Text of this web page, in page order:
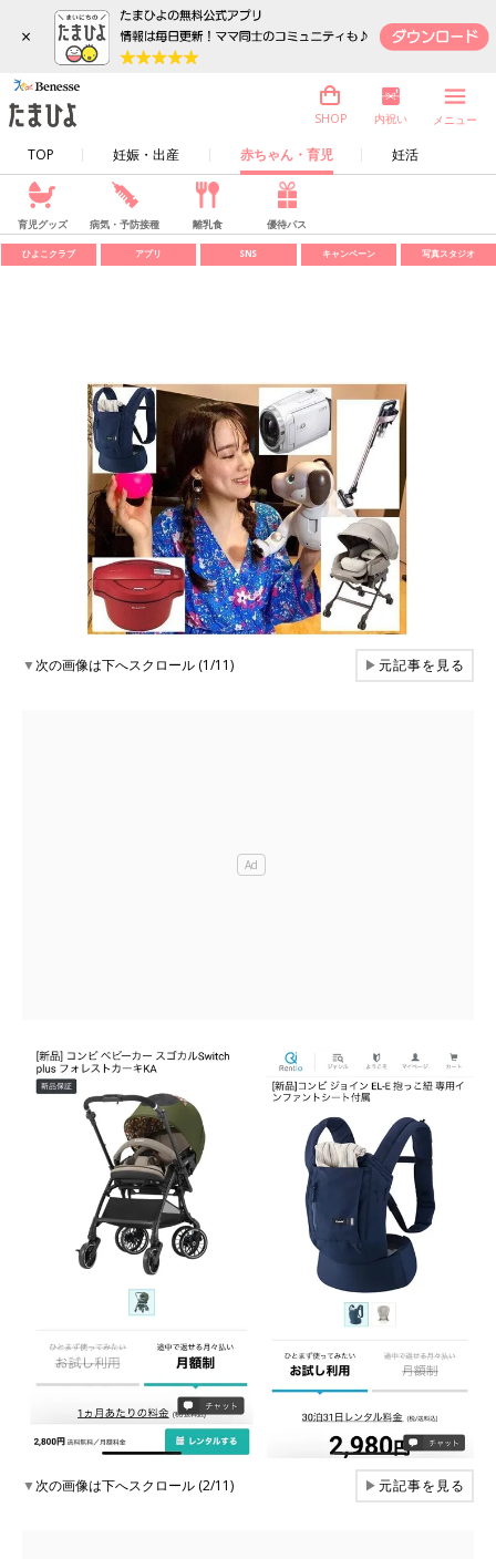
×
TOP 妊娠・出産 赤ちゃん・育児 妊活
SHOP 内祝い メニュー
育児グッズ 病気・予防接種 離乳食 優待パス
ひよこクラブ アプリ SNS キャンペーン 写真スタジオ
▼次の画像は下へスクロール (1/11) ▶元記事を見る
▼次の画像は下へスクロール (2/11) ▶元記事を見る